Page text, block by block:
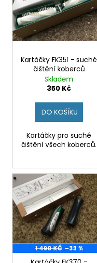
k
t
ů
s
p
Kartáčky FK351 - suché
čištění koberců
Skladem
350 Kč
DO KOŠÍKU
Kartáčky pro suché
čištění všech koberců.
1 490 KČ –33 %
u
e
m
PŘÍSLUŠENSTVÍ
MALÉ
NÁSTAVCE
Kč